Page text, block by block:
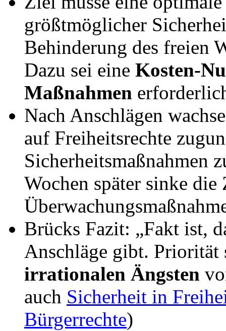
größtmöglicher
Behinderung des freien
Dazu sei eine Kosten-
Maßnahmen
Nach Anschlägen
auf Freiheitsrechte
Sicherheitsmaßnahmen
Wochen später sinke
Brücks Fazit: „Fakt ist,
Anschläge gibt.
irrationalen Ängsten
auch Sicherheit in
Bürgerrechte)